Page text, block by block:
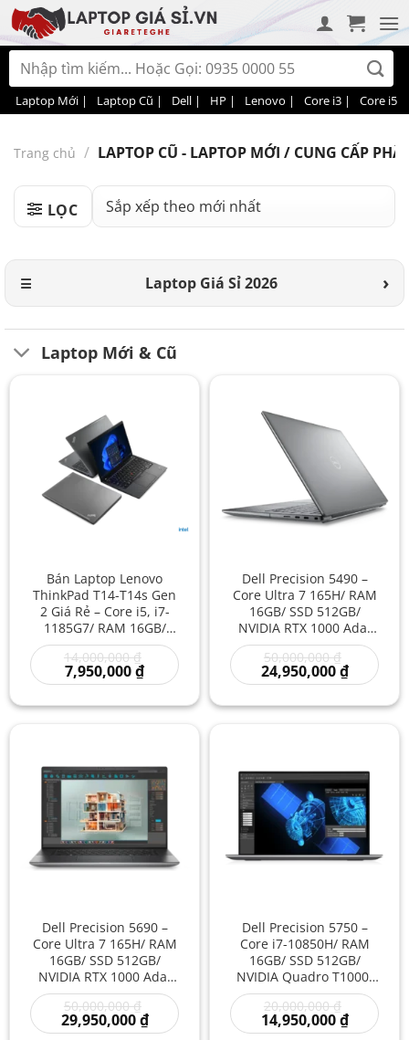
Bỏ
qua
nội
dung
Tìm
kiếm:
Laptop Mới | Laptop Cũ | Dell | HP | Lenovo | Core i3 | Core i5 |
Trang chủ / LAPTOP CŨ - LAPTOP MỚI / CUNG CẤP
LỌC
Laptop Giá Sỉ 2026
Laptop Mới & Cũ
Bán Laptop Lenovo
ThinkPad T14-T14s Gen
2 Giá Rẻ – Core i5, i7-
1185G7/ RAM 16GB/
SSD 512GB/ Intel Iris Xe
Graphics/ 14 inch –
Laptop doanh nhân/
Laptop bền bỉ/ Laptop
14,000,000₫
là:
7,950,000₫Giá
hiện
là:
Dell Precision 5490 –
Core Ultra 7 165H/ RAM
16GB/ SSD 512GB/
NVIDIA RTX 1000 Ada/
14 inch – Laptop
Workstation Đồ Họa
Siêu Gọn Hiệu Năng
50,000,000₫
gốc
là:
24,950,000₫Giá
hiện
là:
Dell Precision 5690 –
Core Ultra 7 165H/ RAM
16GB/ SSD 512GB/
NVIDIA RTX 1000 Ada/
16 inch – Laptop
Workstation Cao Cấp Đồ
Họa Kỹ Thuật Sáng Tạo
50,000,000₫
gốc
là:
29,950,000₫Giá
hiện
Dell Precision 5750 –
Core i7-10850H/ RAM
16GB/ SSD 512GB/
NVIDIA Quadro T1000/
17 inch – Laptop
Workstation Màn Hình
Lớn Đồ Họa Kỹ Thuật
20,000,000₫
gốc
là:
14,950,000₫Giá
hiện